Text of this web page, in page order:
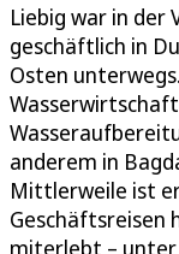
Liebig war in
geschäftlich in
Osten
anderem in
Mittlerweile ist
Geschäftsreisen
miterlebt – unter